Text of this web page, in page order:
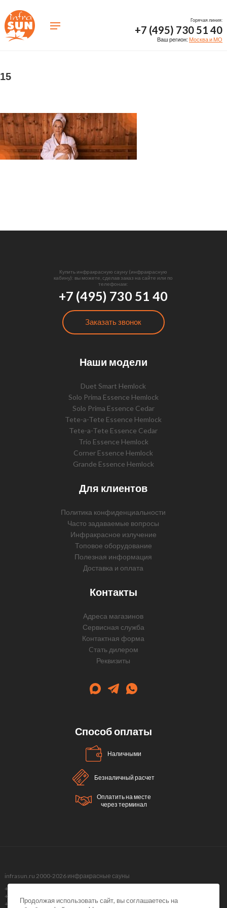
Горячая линия:
+7 (495) 730 51 40
Ваш регион: Москва и МО
15
Купить инфракрасную сауну (инфракрасную
кабину): вы можете, сделав заказ на сайте или по
телефонам:
+7 (495) 730 51 40
Заказать звонок
Наши модели
Duet Smart Hemlock
Solo Prima Essence Hemlock
Solo Prima Essence Cedar
Tete-a-Tete Essence Hemlock
Tete-a-Tete Essence Cedar
Trio Essence Hemlock
Corner Essence Hemlock
Grande Essence Hemlock
Для клиентов
Политика конфиденциальности
Часто задаваемые вопросы
Инфракрасное излучение
Топовое оборудование
Полезная информация
Доставка и оплата
Контакты
Адреса магазинов
Сервисная служба
Контактная форма
Cтать дилером
Реквизиты
Способ оплаты
Наличными
Безналичный расчет
Оплатить на месте
через терминал
infrasun.ru 2000-2026 инфракрасные сауны
+7 (499) 495-40-51,
+7 (499) 288-09-98 ,
+7 (495) 374-51-40
Продолжая использовать сайт, вы соглашаетесь на